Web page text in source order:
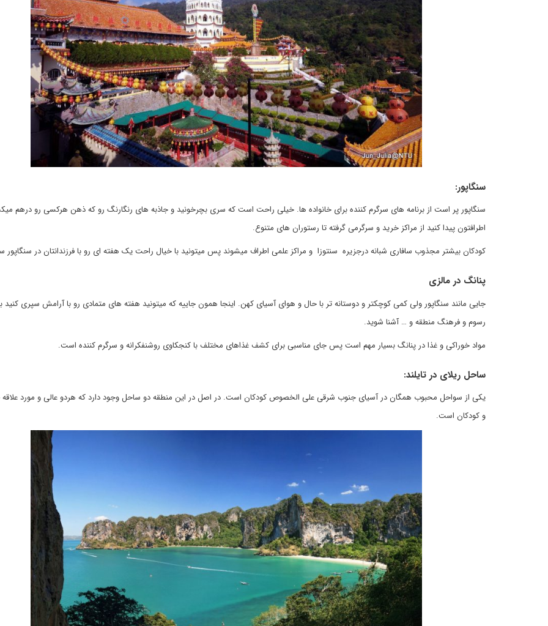
سنگاپور:
سنگاپور پر است از برنامه های سرگرم کننده برای خانواده ها. خیلی راحت است که سری بچرخونید و جاذبه های رنگارنگ رو که ذهن هرکسی رو درهم
اطرافتون پیدا کنید از مراکز خرید و سرگرمی گرفته تا رستوران های متنوع.
کودکان بیشتر مجذوب سافاری شبانه درجزیره سنتوزا و مراکز علمی اطراف میشوند پس میتونید با خیال راحت یک هفته ای رو با فرزندانتان در سنگاپور
پنانگ در مالزی
جایی مانند سنگاپور ولی کمی کوچکتر و دوستانه تر با حال و هوای آسیای کهن. اینجا همون جاییه که میتونید هفته های متمادی رو با آرامش سپری کنید
رسوم و فرهنگ منطقه و … آشنا شوید.
مواد خوراکی و غذا در پنانگ بسیار مهم است پس جای مناسبی برای کشف غذاهای مختلف با کنجکاوی روشنفکرانه و سرگرم کننده است.
ساحل ریلای در تایلند:
یکی از سواحل محبوب همگان در آسیای جنوب شرقی علی الخصوص کودکان است. در اصل در این منطقه دو ساحل وجود دارد که هردو عالی و مورد علاقه
و کودکان است.